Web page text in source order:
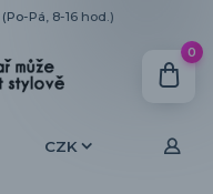
CZK
(Po-Pá, 8-16 hod.)
0